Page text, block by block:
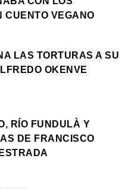
CUENTO VEGANO
LAS TORTURAS A SU
OKENVE
RÍO FUNDULÀ Y
DE FRANCISCO